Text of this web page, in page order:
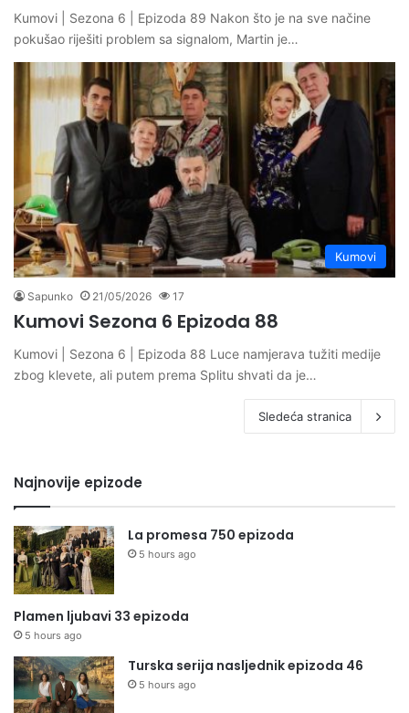
Kumovi | Sezona 6 | Epizoda 89 Nakon što je na sve načine
pokušao riješiti problem sa signalom, Martin je…
Kumovi
Sapunko 21/05/2026 17
Kumovi Sezona 6 Epizoda 88
Kumovi | Sezona 6 | Epizoda 88 Luce namjerava tužiti medije
zbog klevete, ali putem prema Splitu shvati da je…
Sledeća stranica
Najnovije epizode
La promesa 750 epizoda
5 hours ago
Plamen ljubavi 33 epizoda
5 hours ago
Turska serija nasljednik epizoda 46
5 hours ago